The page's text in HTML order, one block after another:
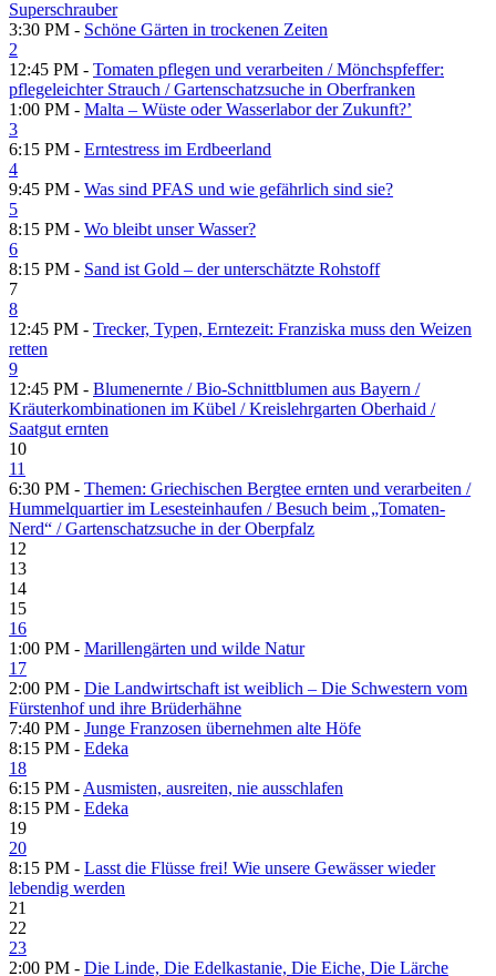
Superschrauber
3:30 PM - Schöne Gärten in trockenen Zeiten
2
12:45 PM - Tomaten pflegen und verarbeiten /​ Mönchspfeffer:
pflegeleichter Strauch /​ Gartenschatzsuche in Oberfranken
1:00 PM - Malta – Wüste oder Wasserlabor der Zukunft?’
3
6:15 PM - Erntestress im Erdbeerland
4
9:45 PM - Was sind PFAS und wie gefährlich sind sie?
5
8:15 PM - Wo bleibt unser Wasser?
6
8:15 PM - Sand ist Gold – der unterschätzte Rohstoff
7
8
12:45 PM - Trecker, Typen, Erntezeit: Franziska muss den Weizen
retten
9
12:45 PM - Blumenernte /​ Bio-Schnittblumen aus Bayern /​
Kräuterkombinationen im Kübel /​ Kreislehrgarten Oberhaid /​
Saatgut ernten
10
11
6:30 PM - Themen: Griechischen Bergtee ernten und verarbeiten /​
Hummelquartier im Lesesteinhaufen /​ Besuch beim „Tomaten-
Nerd“ /​ Gartenschatzsuche in der Oberpfalz
12
13
14
15
16
1:00 PM - Marillengärten und wilde Natur
17
2:00 PM - Die Landwirtschaft ist weiblich – Die Schwestern vom
Fürstenhof und ihre Brüderhähne
7:40 PM - Junge Franzosen übernehmen alte Höfe
8:15 PM - Edeka
18
6:15 PM - Ausmisten, ausreiten, nie ausschlafen
8:15 PM - Edeka
19
20
8:15 PM - Lasst die Flüsse frei! Wie unsere Gewässer wieder
lebendig werden
21
22
23
2:00 PM - Die Linde, Die Edelkastanie, Die Eiche, Die Lärche